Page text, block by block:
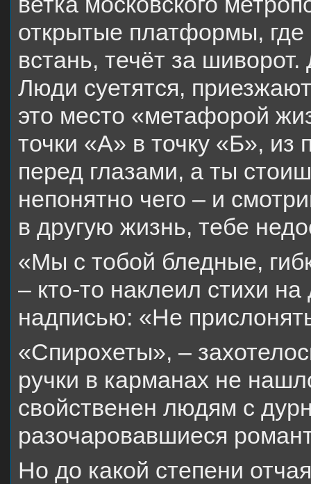
открытые платформы, где
встань, течёт за
Люди суетятся,
это место «метафорой
точки «А» в точку «Б»,
перед глазами, а ты
непонятно чего – и
в другую жизнь, тебе
«Мы с тобой бледные,
– кто-то наклеил стихи
надписью: «Не
«Спирохеты», –
ручки в карманах не
свойственен людям с
разочаровавшиеся
Но до какой степени